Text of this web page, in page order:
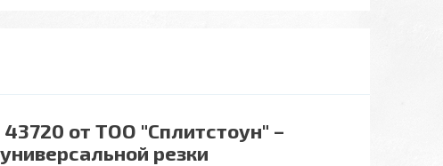
от ТОО "Сплитстоун" –
резки